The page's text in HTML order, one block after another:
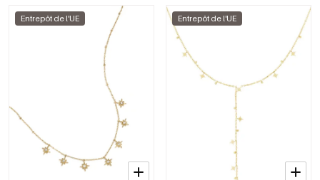
Entrepôt de l'UE Entrepôt de l'UE